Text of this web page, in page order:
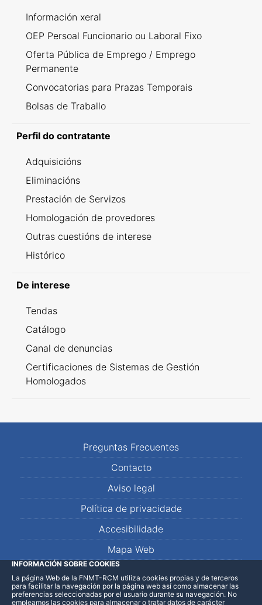
Información xeral
OEP Persoal Funcionario ou Laboral Fixo
Oferta Pública de Emprego / Emprego
Permanente
Convocatorias para Prazas Temporais
Bolsas de Traballo
Perfil do contratante
Adquisicións
Eliminacións
Prestación de Servizos
Homologación de provedores
Outras cuestións de interese
Histórico
De interese
Tendas
Catálogo
Canal de denuncias
Certificaciones de Sistemas de Gestión
Homologados
Preguntas Frecuentes
Contacto
Aviso legal
Política de privacidade
Accesibilidade
Mapa Web
LinkedInFacebookWhatsApp
INFORMACIÓN SOBRE COOKIES
La página Web de la FNMT-RCM utiliza cookies propias y de terceros
para facilitar la navegación por la página web así como almacenar las
preferencias seleccionadas por el usuario durante su navegación. No
empleamos las cookies para almacenar o tratar datos de carácter